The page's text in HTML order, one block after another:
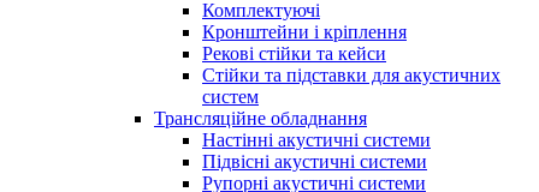
Комплектуючі
Кронштейни і кріплення
Рекові стійки та кейси
Стійки та підставки для акустичних
систем
Трансляційне обладнання
Настінні акустичні системи
Підвісні акустичні системи
Рупорні акустичні системи